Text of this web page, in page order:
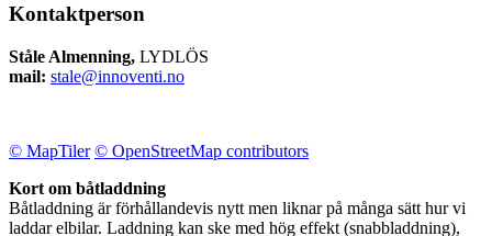
Kontaktperson
Ståle Almenning, LYDLÖS
mail: stale@innoventi.no
© MapTiler © OpenStreetMap contributors
Kort om båtladdning
Båtladdning är förhållandevis nytt men liknar på många sätt hur vi
laddar elbilar. Laddning kan ske med hög effekt (snabbladdning),